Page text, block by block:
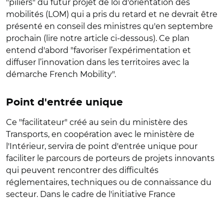
"piliers" du futur projet de loi d'orientation des
mobilités (LOM) qui a pris du retard et ne devrait être
présenté en conseil des ministres qu'en septembre
prochain (lire notre article ci-dessous). Ce plan
entend d'abord "favoriser l’expérimentation et
diffuser l’innovation dans les territoires avec la
démarche French Mobility".
Point d'entrée unique
Ce "facilitateur" créé au sein du ministère des
Transports, en coopération avec le ministère de
l'Intérieur, servira de point d'entrée unique pour
faciliter le parcours de porteurs de projets innovants
qui peuvent rencontrer des difficultés
réglementaires, techniques ou de connaissance du
secteur. Dans le cadre de l'initiative France